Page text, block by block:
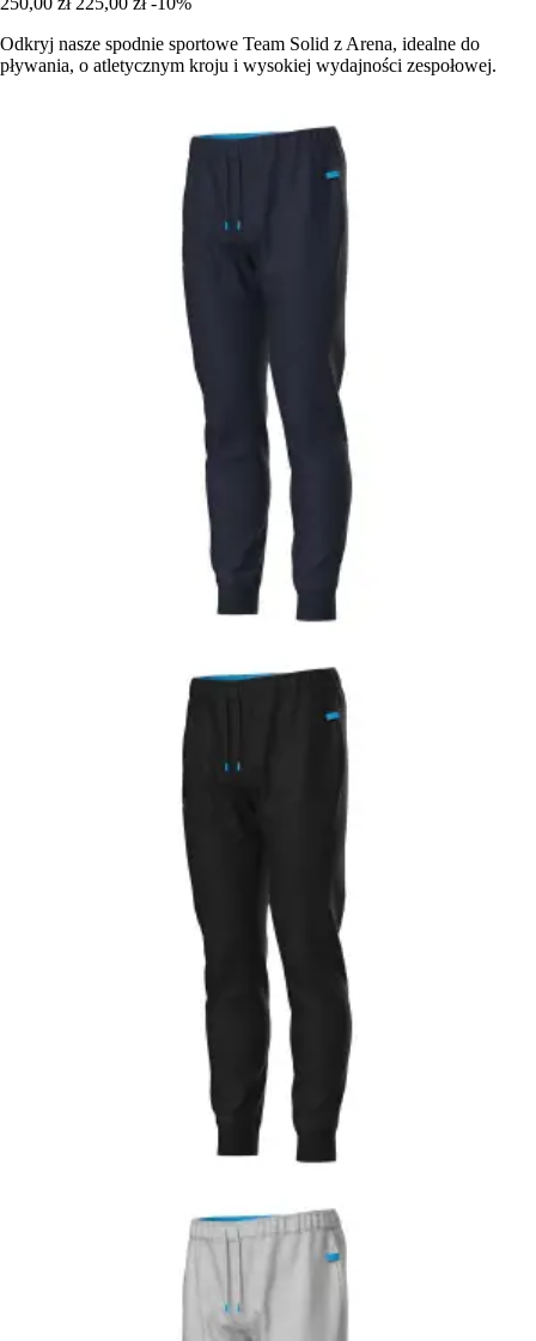
Odkryj nasze spodnie sportowe Team Solid z Arena, idealne do
pływania, o atletycznym kroju i wysokiej wydajności zespołowej.